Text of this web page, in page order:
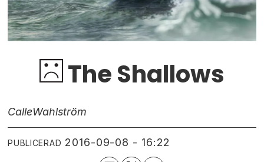
The Shallows
CalleWahlström
PUBLICERAD 2016-09-08 - 16:22